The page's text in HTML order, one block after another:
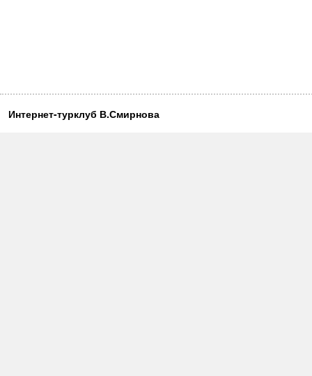
Интернет-турклуб В.Смирнова